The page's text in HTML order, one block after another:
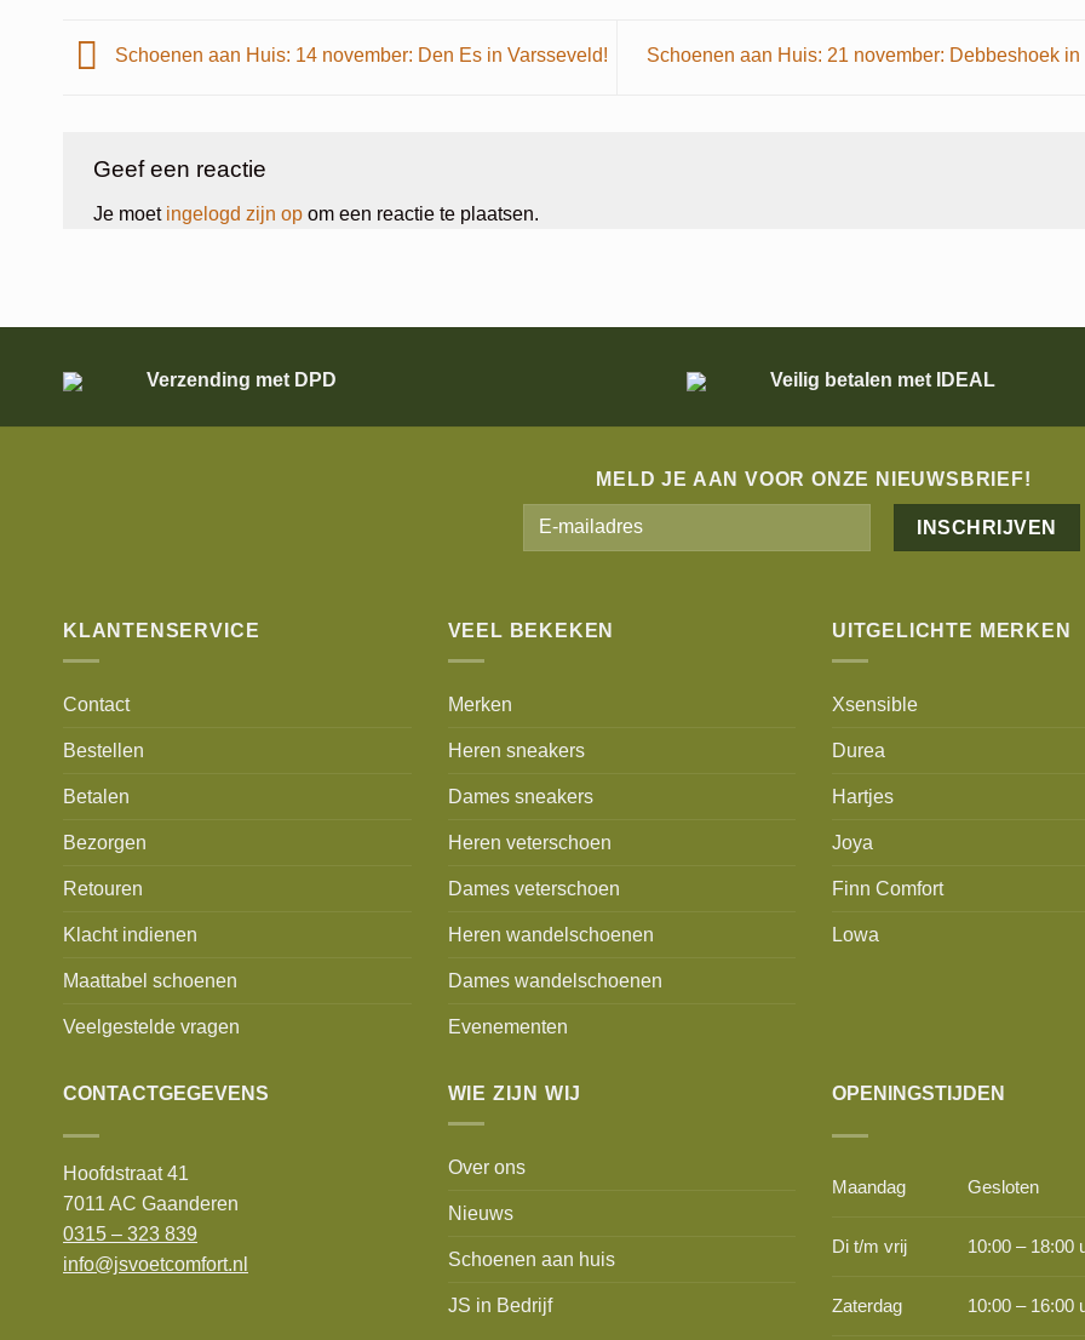
Schoenen aan Huis: 14 november: Den Es in Varsseveld! Schoenen aan Huis: 21 november: Debbeshoek in
Geef een reactie
Je moet ingelogd zijn op om een reactie te plaatsen.
Verzending met DPD Veilig betalen met IDEAL
MELD JE AAN VOOR ONZE NIEUWSBRIEF!
KLANTENSERVICE
Contact
Bestellen
Betalen
Bezorgen
Retouren
Klacht indienen
Maattabel schoenen
Veelgestelde vragen
VEEL BEKEKEN
Merken
Heren sneakers
Dames sneakers
Heren veterschoen
Dames veterschoen
Heren wandelschoenen
Dames wandelschoenen
Evenementen
UITGELICHTE MERKEN
Xsensible
Durea
Hartjes
Joya
Finn Comfort
Lowa
CONTACTGEGEVENS
Hoofdstraat 41
7011 AC Gaanderen
0315 – 323 839
info@jsvoetcomfort.nl
WIE ZIJN WIJ
Over ons
Nieuws
Schoenen aan huis
JS in Bedrijf
OPENINGSTIJDEN
Maandag Gesloten
Di t/m vrij 10:00 – 18:00
Zaterdag 10:00 – 16:00